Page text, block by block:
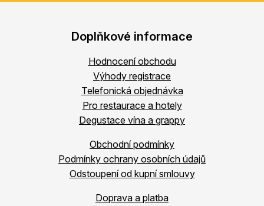
Doplňkové informace
Hodnocení obchodu
Výhody registrace
Telefonická objednávka
Pro restaurace a hotely
Degustace vína a grappy
Obchodní podmínky
Podmínky ochrany osobních údajů
Odstoupení od kupní smlouvy
Doprava a platba